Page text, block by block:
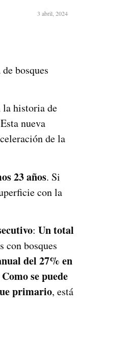
3 abril, 2024
bosques
la historia de
nueva
de la
23 años. Si
con la
: Un total
con bosques
del 27% en
se puede
primario, está